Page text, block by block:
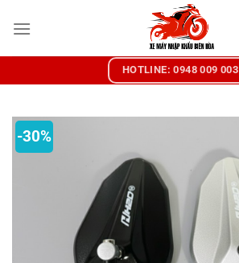
đến
HOTLINE: 0948 009 003
-30%